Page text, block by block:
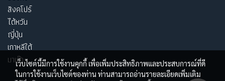
สิงคโปร์
ไต้หวัน
ญี่ปุ่น
เกาหลีใต้
มาเก๊าเว็บไซต์นี้มีการใช้งานคุกกี้ เพื่อเพิ่มประสิทธิภาพและประสบการณ์ที่ดี
ในการใช้งานเว็บไซต์ของท่าน ท่านสามารถอ่านรายละเอียดเพิ่มเติม